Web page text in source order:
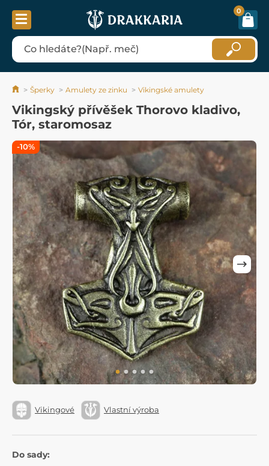
0
Šperky Amulety ze zinku Vikingské amulety
Vikingský přívěšek Thorovo kladivo,
Tór, staromosaz
Vikingové Vlastní výroba
Do sady:
-10%